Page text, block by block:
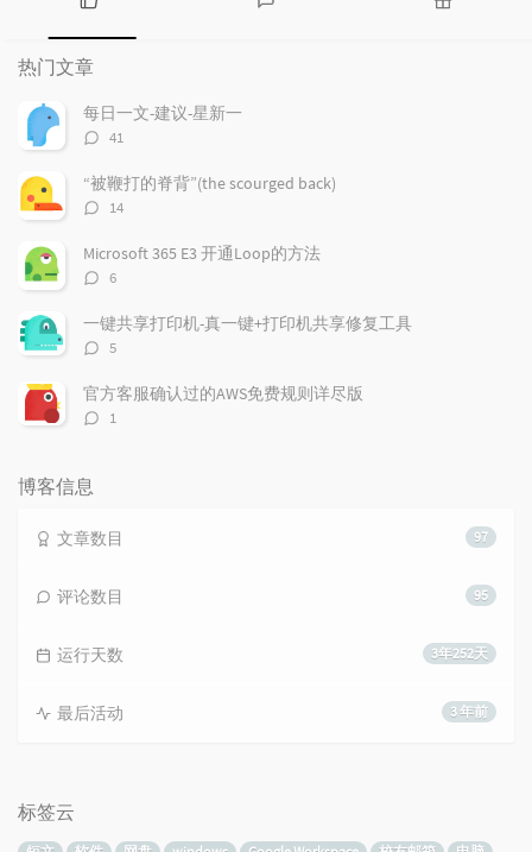
热
门
文
章
热门文章
每日一文-建议-星新一
评
数：
41
“被鞭打的脊背”(the scourged back)
评
数：
14
Microsoft 365 E3 开通Loop的方法
评
数：
6
一键共享打印机-真一键+打印机共享修复工具
评
数：
5
官方客服确认过的AWS免费规则详尽版
评1
博客信息
97
文章数目
95
评论数目
3年252天
运行天数
3 年前
最后活动
标签云